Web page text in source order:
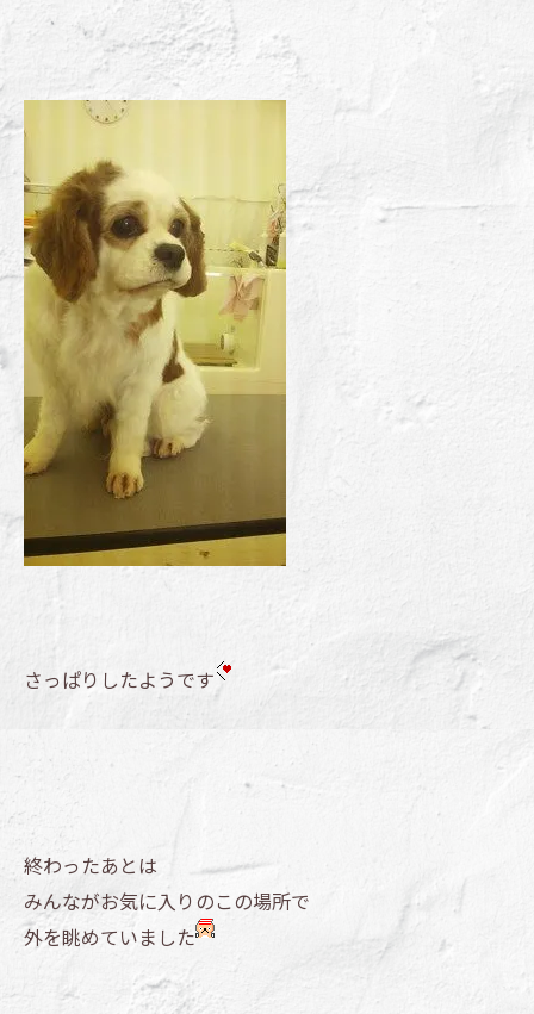
さっぱりしたようです
終わったあとは
みんながお気に入りのこの場所で
外を眺めていました